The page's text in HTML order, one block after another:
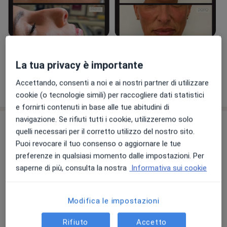
Mostra dettagli
sull'esperienza
Comunicazioni importanti
Dott.ssa Marta Pensa
Via Granello 5, Genova 16121
Sarà possibile prenotare una visita anche il
La dott.ssa Pensa offre ai propri pazienti il
nuovissimo trattamento Morpheus 8 di In mode,
La tua privacy è importante
Accettando, consenti a noi e ai nostri partner di utilizzare
cookie (o tecnologie simili) per raccogliere dati statistici
e fornirti contenuti in base alle tue abitudini di
navigazione. Se rifiuti tutti i cookie, utilizzeremo solo
quelli necessari per il corretto utilizzo del nostro sito.
Puoi revocare il tuo consenso o aggiornare le tue
preferenze in qualsiasi momento dalle impostazioni. Per
saperne di più, consulta la nostra Informativa sui cookie
Modifica le impostazioni
Rifiuto Accetto